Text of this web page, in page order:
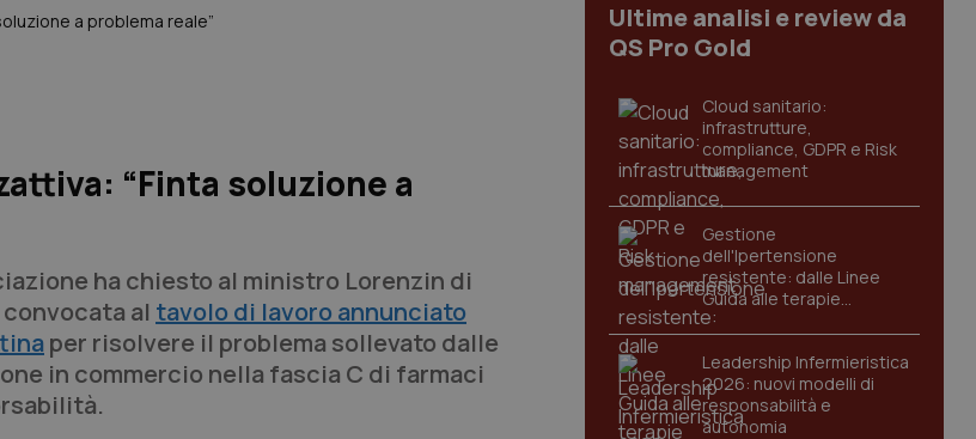
a problema reale”
“Finta soluzione a
ha chiesto al ministro Lorenzin di
al tavolo di lavoro annunciato
per risolvere il problema sollevato dalle
in commercio nella fascia C di farmaci
Ultime analisi e review da
QS Pro Gold
Cloud sanitario:
infrastrutture,
compliance, GDPR e Risk
management
Gestione
dell'Ipertensione
resistente: dalle Linee
Guida alle terapie
innovative
Leadership Infermieristica
2026: nuovi modelli di
responsabilità e
autonomia